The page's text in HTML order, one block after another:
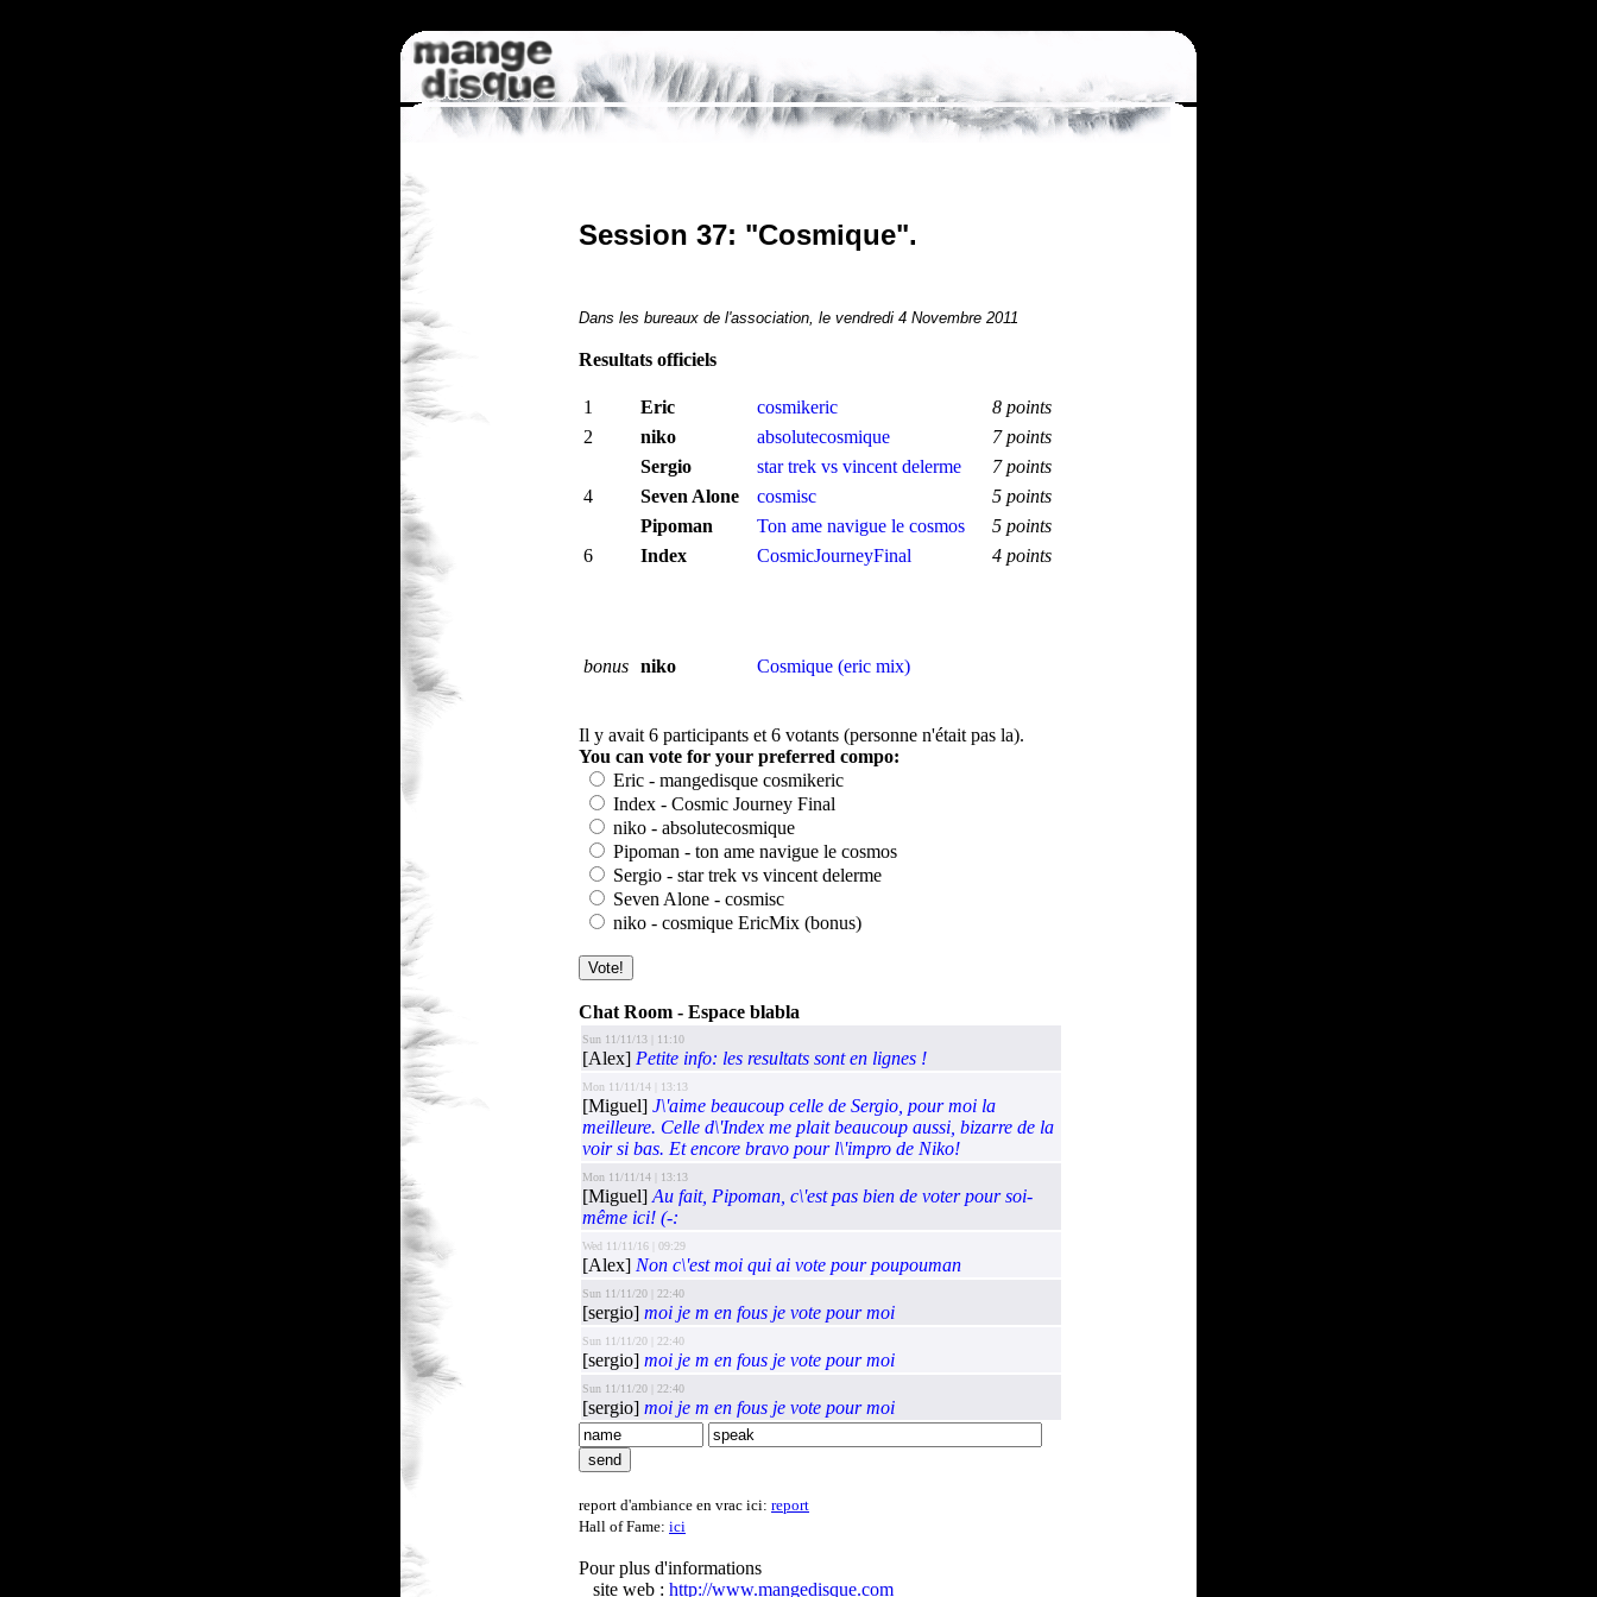
Session 37: "Cosmique".
Dans les bureaux de l'association, le vendredi 4 Novembre 2011
Resultats officiels
1 Eric cosmikeric
8 points
2
niko absolutecosmique
7 points
Sergio
star trek vs vincent delerme
7 points
4
Seven Alone cosmisc
5 points
Pipoman
Ton ame navigue le cosmos
5 points
6
Index CosmicJourneyFinal 4 points
bonus niko Cosmique (eric mix)
Il y avait 6 participants et 6 votants (personne n'était pas la).
You can vote for your preferred compo:
Eric - mangedisque cosmikeric
Index - Cosmic Journey Final
niko - absolutecosmique
Pipoman - ton ame navigue le cosmos
Sergio - star trek vs vincent delerme
Seven Alone - cosmisc
niko - cosmique EricMix (bonus)
Chat Room - Espace blabla
Sun 11/11/13 | 11:10
[Alex] Petite info: les resultats sont en lignes !
Mon 11/11/14 | 13:13
[Miguel] J\'aime beaucoup celle de Sergio, pour moi la
meilleure. Celle d\'Index me plait beaucoup aussi, bizarre de la
voir si bas. Et encore bravo pour l\'impro de Niko!
Mon 11/11/14 | 13:13
[Miguel] Au fait, Pipoman, c\'est pas bien de voter pour soi-
même ici! (-:
Wed 11/11/16 | 09:29
[Alex] Non c\'est moi qui ai vote pour poupouman
Sun 11/11/20 | 22:40
[sergio] moi je m en fous je vote pour moi
Sun 11/11/20 | 22:40
[sergio] moi je m en fous je vote pour moi
Sun 11/11/20 | 22:40
[sergio] moi je m en fous je vote pour moi
report d'ambiance en vrac ici: report
Hall of Fame: ici
Pour plus d'informations
site web : http://www.mangedisque.com